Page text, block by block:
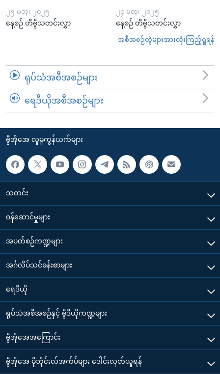
၂၅ မတ္၊ ၂၀၂၅
နေ့စဉ် တီဗွီသတင်းလွှာ
၂၄ မတ္၊ ၂၀၂၅
နေ့စဉ် တီဗွီသတင်းလွှာ
အစီအစဉ်တွဲများအားလုံးကြည့်ရှုရန်
ရုပ်သံအစီအစဉ်များ
ရေဒီယိုအစီအစဉ်များ
ဗွီအိုအေ လူမှုကွန်ယက်များ
သတင်း
၀န်ဆောင်မှုများ
အပတ်စဉ်ကဏ္ဍများ
အင်္ဂလိပ်သင်ခန်းစာများ
ရေဒီယို
ရုပ်သံအစီအစဉ်နှင့် ဗွီဒီယိုကဏ္ဍများ
ဗွီအိုအေအကြောင်း
ဗွီအိုအေ မိုဘိုင်းလ်အက်ပ်များ ဒေါင်းလုတ်ယူရန်